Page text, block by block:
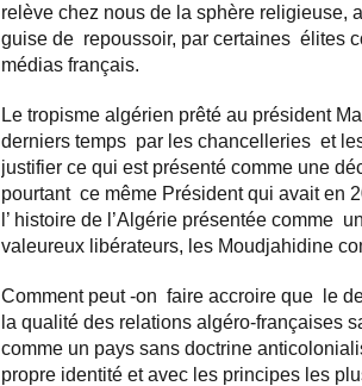
relève chez nous de la sphère religieuse,
guise de repoussoir, par certaines élites
médias français.
Le tropisme algérien prêté au président
derniers temps par les chancelleries et
justifier ce qui est présenté comme une
pourtant ce même Président qui avait en
l’ histoire de l’Algérie présentée comme
valeureux libérateurs, les Moudjahidine
Comment peut -on faire accroire que le
la qualité des relations algéro-françaises
comme un pays sans doctrine
propre identité et avec les principes les